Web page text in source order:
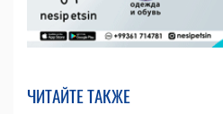
ЧИТАЙТЕ ТАКЖЕ